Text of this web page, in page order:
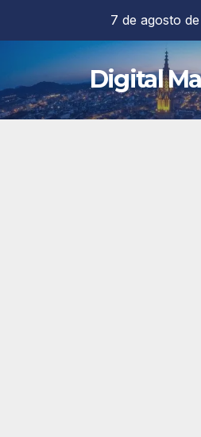
contenido
7 de agosto
Digital